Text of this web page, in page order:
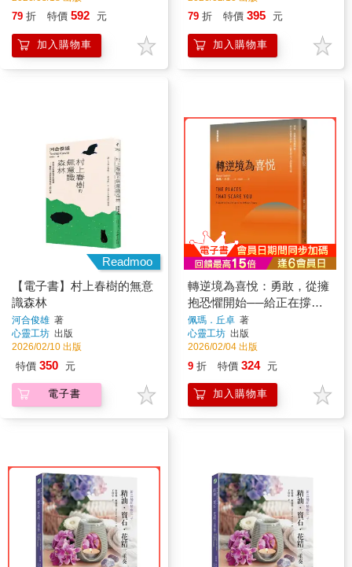
79 折 特價 592 元
加入購物車
79 折 特價 395 元
加入購物車
Readmoo
【電子書】村上春樹的無意
識森林
河合俊雄 著
心靈工坊 出版
2026/02/10 出版
特價 350 元
電子書
轉逆境為喜悅：勇敢，從擁
抱恐懼開始──給正在撐著
的你，22篇陪伴自己的智慧
引導﹝全新修訂版﹞
佩瑪．丘卓 著
心靈工坊 出版
2026/02/04 出版
9 折 特價 324 元
加入購物車